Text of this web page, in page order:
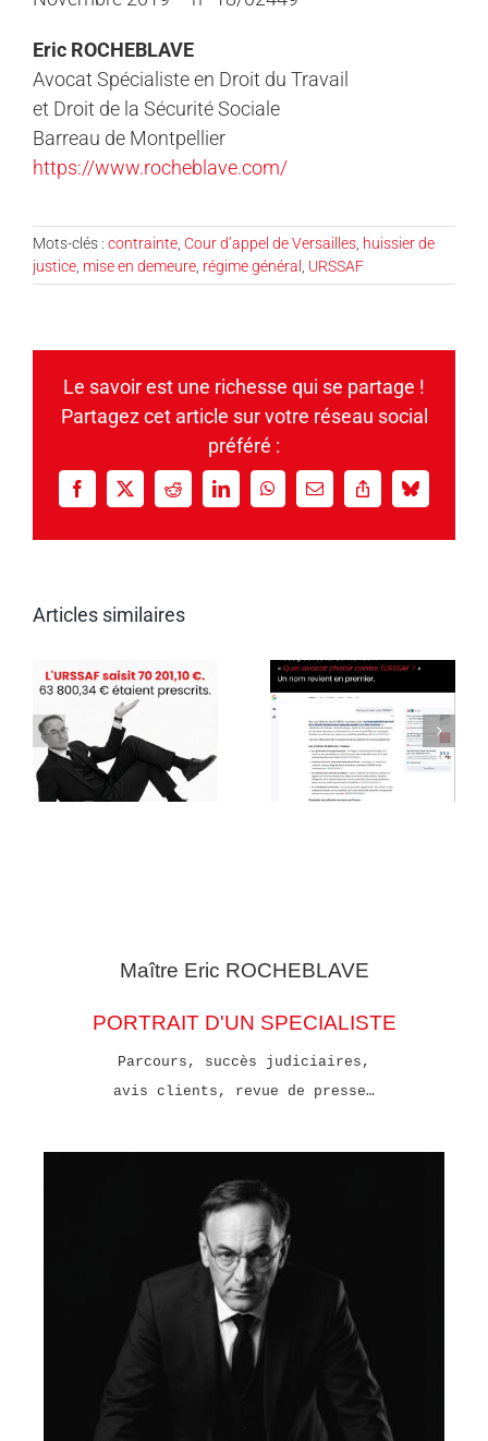
Eric ROCHEBLAVE
Avocat Spécialiste en Droit du Travail
et Droit de la Sécurité Sociale
Barreau de Montpellier
https://www.rocheblave.com/
Mots-clés : contrainte Cour d’appel de Versailles huissier de
justice mise en demeure régime général URSSAF
Le savoir est une richesse qui se partage !
Partagez cet article sur votre réseau social
préféré :
Facebook
X RedditLinkedInWhatsApp
Email
Copy
Bluesky
Articles similaires
Maître Eric ROCHEBLAVE
PORTRAIT D'UN SPECIALISTE
Parcours, succès judiciaires,
avis clients, revue de presse…